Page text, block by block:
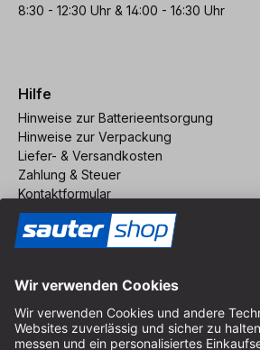
8:30 - 12:30 Uhr & 14:00 - 16:30 Uhr
Hilfe
Hinweise zur Batterieentsorgung
Hinweise zur Verpackung
Liefer- & Versandkosten
Zahlung & Steuer
Kontaktformular
Widerrufsrecht
FAQ-Service
Über uns
Vertrag widerrufen